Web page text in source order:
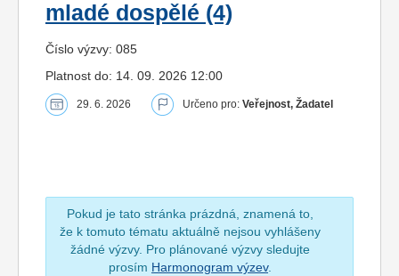
mladé dospělé (4)
Číslo výzvy: 085
Platnost do: 14. 09. 2026 12:00
29. 6. 2026 Určeno pro: Veřejnost, Žadatel
Pokud je tato stránka prázdná, znamená to,
že k tomuto tématu aktuálně nejsou vyhlášeny
žádné výzvy. Pro plánované výzvy sledujte
prosím Harmonogram výzev.